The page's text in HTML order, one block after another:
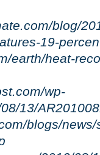
blog/
19-
earth/heat-
wp-
13/
blogs/